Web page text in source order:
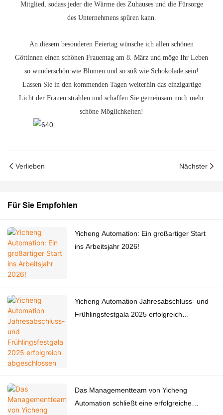
Mitglied, sodass jeder die Wärme des Zuhauses und die Fürsorge
des Unternehmens spüren kann.
An diesem besonderen Feiertag wünsche ich allen schönen
Göttinnen einen schönen Frauentag am 8. März und möge Ihr Leben
so wunderschön wie Blumen und so süß wie Schokolade sein!
Lassen Sie in den kommenden Tagen weiterhin das einzigartige
Licht der Frauen strahlen und schaffen Sie gemeinsam noch mehr
schöne Möglichkeiten!
Verlieben Nächster
Für Sie Empfohlen
Yicheng Automation: Ein großartiger Start
ins Arbeitsjahr 2026!
Yicheng Automation Jahresabschluss- und
Frühlingsfestgala 2025 erfolgreich
Das Managementteam von Yicheng
Automation schließt eine erfolgreiche